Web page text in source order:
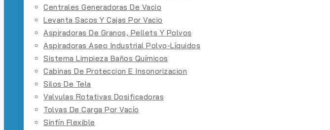
Centrales Generadoras De Vacio
Levanta Sacos Y Cajas Por Vacio
Aspiradoras De Granos, Pellets Y Polvos
Aspiradoras Aseo Industrial Polvo-Líquidos
Sistema Limpieza Baños Químicos
Cabinas De Proteccion E Insonorizacion
Silos De Tela
Valvulas Rotativas Dosificadoras
Tolvas De Carga Por Vacío
Sinfín Flexible